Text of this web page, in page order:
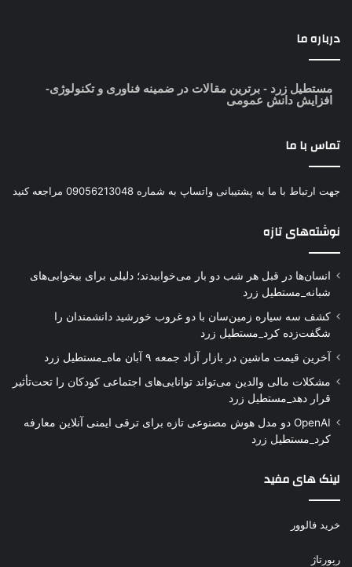
درباره ما
مستطیل زرد - برترین مقالات در ضمینه فناوری و تکنولوژی-
افزایش دانش عمومی
تماس با ما
جهت ارتباط با ما به پشتیبانی واتساپ به شماره 09056213048 مراجعه کنید
نوشته‌های تازه
انسان‌ها در قبل هر شب دو بار می‌خوابیدند؛ دلیلی برای بیخوابی‌های
شبانه_مستطیل زرد
کشف سه سیاره زمین‌سان با دو غروب خورشید دانشمندان را
شگفت‌زده کرد_مستطیل زرد
آخرین قیمت ماشین در بازار آزاد جمعه ۹ آبان ماه_مستطیل زرد
مشکلات مالی والدین می‌تواند توانایی‌های اجتماعی کودکان را تحت‌تأثیر
قرار دهد_مستطیل زرد
OpenAI دو مدل هوش مصنوعی تازه برای ترقی ایمنی آنلاین معارفه
کرد_مستطیل زرد
لینک های مفید
خرید فالوور
رپورتاژ